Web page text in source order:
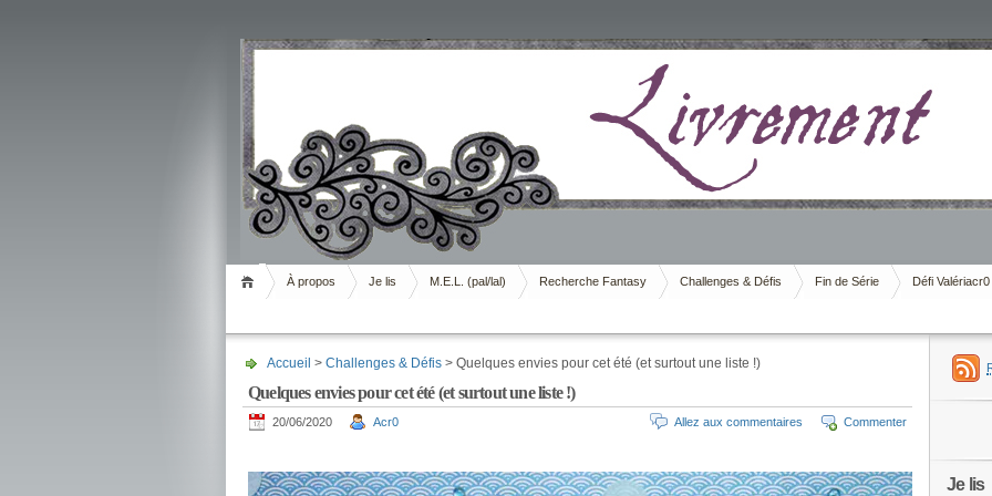
Livrement
À propos Je lis M.E.L. (pal/lal) Recherche Fantasy Challenges & Défis Fin de Série Défi Valériacr0
Accueil > Challenges & Défis > Quelques envies pour cet été (et surtout une liste !)
Quelques envies pour cet été (et surtout une liste !)
20/06/2020 Acr0 Commenter
Allez aux commentaires
Je lis